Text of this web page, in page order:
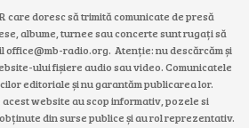
care doresc să trimită comunicate de presă
albume, turnee sau concerte sunt rugați să
office@mb-radio.org. Atenție: nu descărcăm și
ului fișiere audio sau video. Comunicatele
editoriale și nu garantăm publicarea lor.
website au scop informativ, pozele si
din surse publice și au rol reprezentativ.